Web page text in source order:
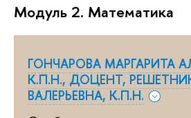
Модуль 2. Математика
ГОНЧАРОВА МАРГАРИТА
К.П.Н., ДОЦЕНТ,
ВАЛЕРЬЕВНА, К.П.Н.